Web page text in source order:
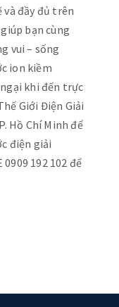
đầy đủ trên
bạn cùng
vui – sống
ion kiềm
khi đến trực
Giới Điện Giải
Hồ Chí Minh để
điện giải
192 102 để